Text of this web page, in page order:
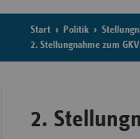
Start Politik
2. Stellungnahme zum
2.